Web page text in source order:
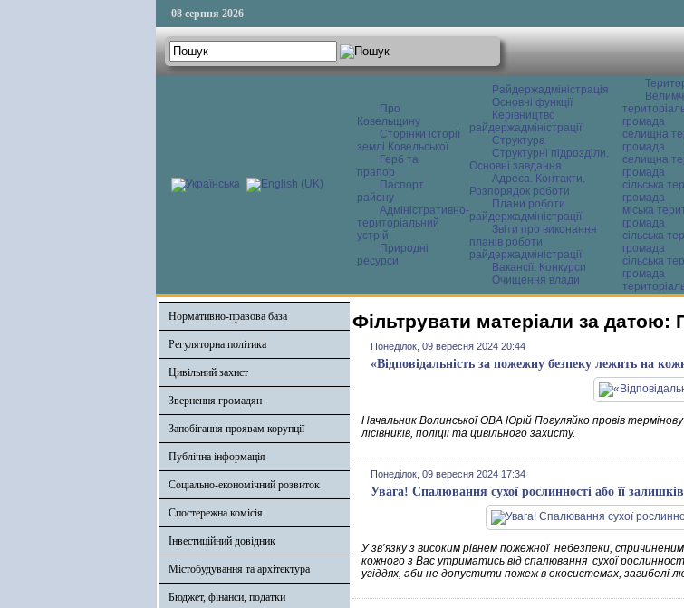
08 серпня 2026
Про
Ковельщину
Сторінки історії
землі Ковельської
Герб та
прапор
Паспорт
району
Адміністративно-
територіальний
устрій
Природні
ресурси
Райдержадміністрація
Основні функції
Керівництво
райдержадміністрації
Структура
Структурні підрозділи.
Основні завдання
Адреса. Контакти.
Розпорядок роботи
Плани роботи
райдержадміністрації
Звіти про виконання
планів роботи
райдержадміністрації
Вакансії. Конкурси
Очищення влади
громада
селищна
громада
селищна
громада
сільська
громада
міська
громада
сільська
громада
сільська
громада
Нормативно-правова база
Регуляторна політика
Цивільний захист
Звернення громадян
Запобігання проявам корупції
Публічна інформація
Соціально-економічний розвиток
Спостережна комісія
Інвестиційний довідник
Містобудування та архітектура
Бюджет, фінанси, податки
Фільтрувати матеріали за датою:
Понеділок, 09 вересня 2024 20:44
«Відповідальність за пожежну безпеку лежить на
Начальник Волинської ОВА Юрій Погуляйко провів
лісівників, поліції та цивільного захисту.
Понеділок, 09 вересня 2024 17:34
Увага! Спалювання сухої рослинності або її
У зв’язку з високим рівнем пожежної небезпеки,
кожного з Вас утриматись від спалювання сухої
угіддях, аби не допустити пожеж в екосистемах, загибелі